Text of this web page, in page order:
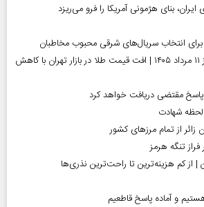
بنای هژمونی آمریکا را فرو می‌ریزد
انتخاب سریال‌های شرقی محبوب مخاطبان
قیمت طلا و سکه امروز ۱۱ مرداد ۱۴۰۵ | افت قیمت طلا در بازار تهران با کاهش
پاسخ مقتضی دریافت خواهد کرد
شهادت
| از کم هزینه‌ترین تا راحت‌ترین نذری‌ها
و آماده پاسخ قاطعیم